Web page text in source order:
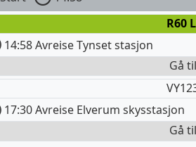
R60
14:58 Avreise Tynset stasjon
Gå
17:30 Avreise Elverum skysstasjon
Gå